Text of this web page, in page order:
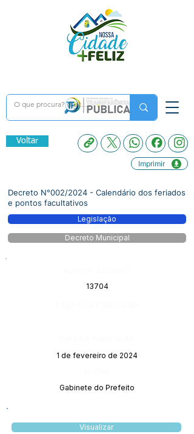
Voltar
Imprimir
Decreto N°002/2024 - Calendário dos feriados
e pontos facultativos
Legislação
Decreto Municipal
13704
1 de fevereiro de 2024
Gabinete do Prefeito
Visualizar